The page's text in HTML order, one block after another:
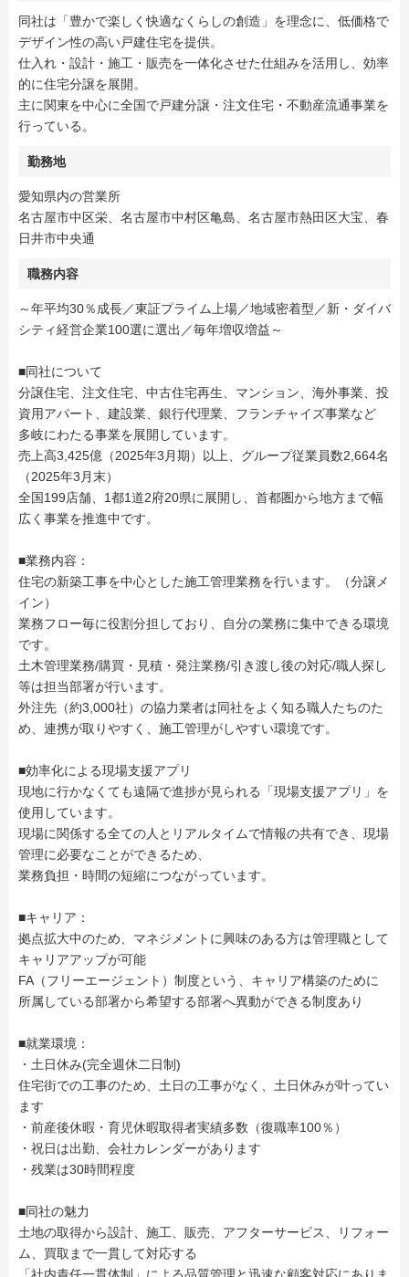
同社は「豊かで楽しく快適なくらしの創造」を理念に、低価格で
デザイン性の高い戸建住宅を提供。
仕入れ・設計・施工・販売を一体化させた仕組みを活用し、効率
的に住宅分譲を展開。
主に関東を中心に全国で戸建分譲・注文住宅・不動産流通事業を
行っている。
勤務地
愛知県内の営業所
名古屋市中区栄、名古屋市中村区亀島、名古屋市熱田区大宝、春
日井市中央通
職務内容
～年平均30％成長／東証プライム上場／地域密着型／新・ダイバ
シティ経営企業100選に選出／毎年増収増益～
■同社について
分譲住宅、注文住宅、中古住宅再生、マンション、海外事業、投
資用アパート、建設業、銀行代理業、フランチャイズ事業など
多岐にわたる事業を展開しています。
売上高3,425億（2025年3月期）以上、グループ従業員数2,664名
（2025年3月末）
全国199店舗、1都1道2府20県に展開し、首都圏から地方まで幅
広く事業を推進中です。
■業務内容：
住宅の新築工事を中心とした施工管理業務を行います。（分譲メ
イン）
業務フロー毎に役割分担しており、自分の業務に集中できる環境
です。
土木管理業務/購買・見積・発注業務/引き渡し後の対応/職人探し
等は担当部署が行います。
外注先（約3,000社）の協力業者は同社をよく知る職人たちのた
め、連携が取りやすく、施工管理がしやすい環境です。
■効率化による現場支援アプリ
現地に行かなくても遠隔で進捗が見られる「現場支援アプリ」を
使用しています。
現場に関係する全ての人とリアルタイムで情報の共有でき、現場
管理に必要なことができるため、
業務負担・時間の短縮につながっています。
■キャリア：
拠点拡大中のため、マネジメントに興味のある方は管理職として
キャリアアップが可能
FA（フリーエージェント）制度という、キャリア構築のために
所属している部署から希望する部署へ異動ができる制度あり
■就業環境：
・土日休み(完全週休二日制)
住宅街での工事のため、土日の工事がなく、土日休みが叶ってい
ます
・前産後休暇・育児休暇取得者実績多数（復職率100％）
・祝日は出勤、会社カレンダーがあります
・残業は30時間程度
■同社の魅力
土地の取得から設計、施工、販売、アフターサービス、リフォー
ム、買取まで一貫して対応する